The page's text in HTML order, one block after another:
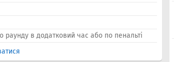
раунду в додатковий час або по пенальті